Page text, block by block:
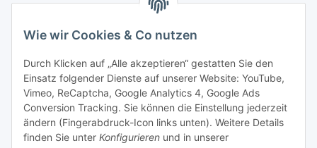
Informationen
Wie wir Cookies & Co nutzen
Durch Klicken auf „Alle akzeptieren“ gestatten Sie den
Einsatz folgender Dienste auf unserer Website: YouTube,
Vimeo, ReCaptcha, Google Analytics 4, Google Ads
Conversion Tracking. Sie können die Einstellung jederzeit
ändern (Fingerabdruck-Icon links unten). Weitere Details
finden Sie unter Konfigurieren und in unserer